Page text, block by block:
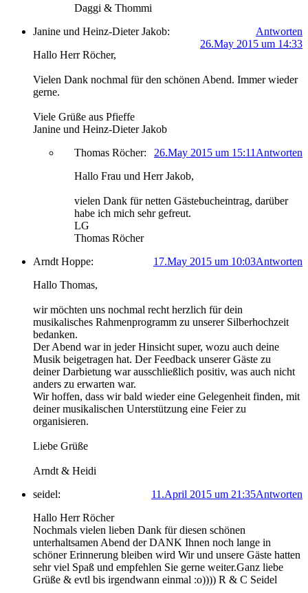
Daggi & Thommi
Janine und Heinz-Dieter Jakob:
Antworten
26.May 2015 um 14:33
Hallo Herr Röcher,
Vielen Dank nochmal für den schönen Abend. Immer wieder
gerne.
Viele Grüße aus Pfieffe
Janine und Heinz-Dieter Jakob
Thomas Röcher:
Antworten
26.May 2015 um 15:11
Hallo Frau und Herr Jakob,
vielen Dank für netten Gästebucheintrag, darüber
habe ich mich sehr gefreut.
LG
Thomas Röcher
Arndt Hoppe:
Antworten
17.May 2015 um 10:03
Hallo Thomas,
wir möchten uns nochmal recht herzlich für dein
musikalisches Rahmenprogramm zu unserer Silberhochzeit
bedanken.
Der Abend war in jeder Hinsicht super, wozu auch deine
Musik beigetragen hat. Der Feedback unserer Gäste zu
deiner Darbietung war ausschließlich positiv, was auch nicht
anders zu erwarten war.
Wir hoffen, dass wir bald wieder eine Gelegenheit finden, mit
deiner musikalischen Unterstützung eine Feier zu
organisieren.
Liebe Grüße
Arndt & Heidi
seidel:
Antworten
11.April 2015 um 21:35
Hallo Herr Röcher
Nochmals vielen lieben Dank für diesen schönen
unterhaltsamen Abend der DANK Ihnen noch lange in
schöner Erinnerung bleiben wird Wir und unsere Gäste hatten
sehr viel Spaß und empfehlen Sie gerne weiter.Ganz liebe
Grüße & evtl bis irgendwann einmal :o)))) R & C Seidel